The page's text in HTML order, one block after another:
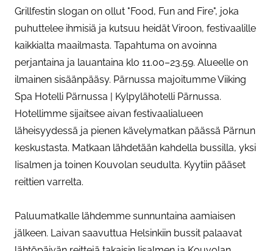
Grillfestin slogan on ollut "Food, Fun and Fire", joka
puhuttelee ihmisiä ja kutsuu heidät Viroon, festivaalille
kaikkialta maailmasta. Tapahtuma on avoinna
perjantaina ja lauantaina klo 11.00–23.59. Alueelle on
ilmainen sisäänpääsy. Pärnussa majoitumme Viiking
Spa Hotelli Pärnussa | Kylpylähotelli Pärnussa.
Hotellimme sijaitsee aivan festivaalialueen
läheisyydessä ja pienen kävelymatkan päässä Pärnun
keskustasta. Matkaan lähdetään kahdella bussilla, yksi
Iisalmen ja toinen Kouvolan seudulta. Kyytiin pääset
reittien varrelta.
Paluumatkalle lähdemme sunnuntaina aamiaisen
jälkeen. Laivan saavuttua Helsinkiin bussit palaavat